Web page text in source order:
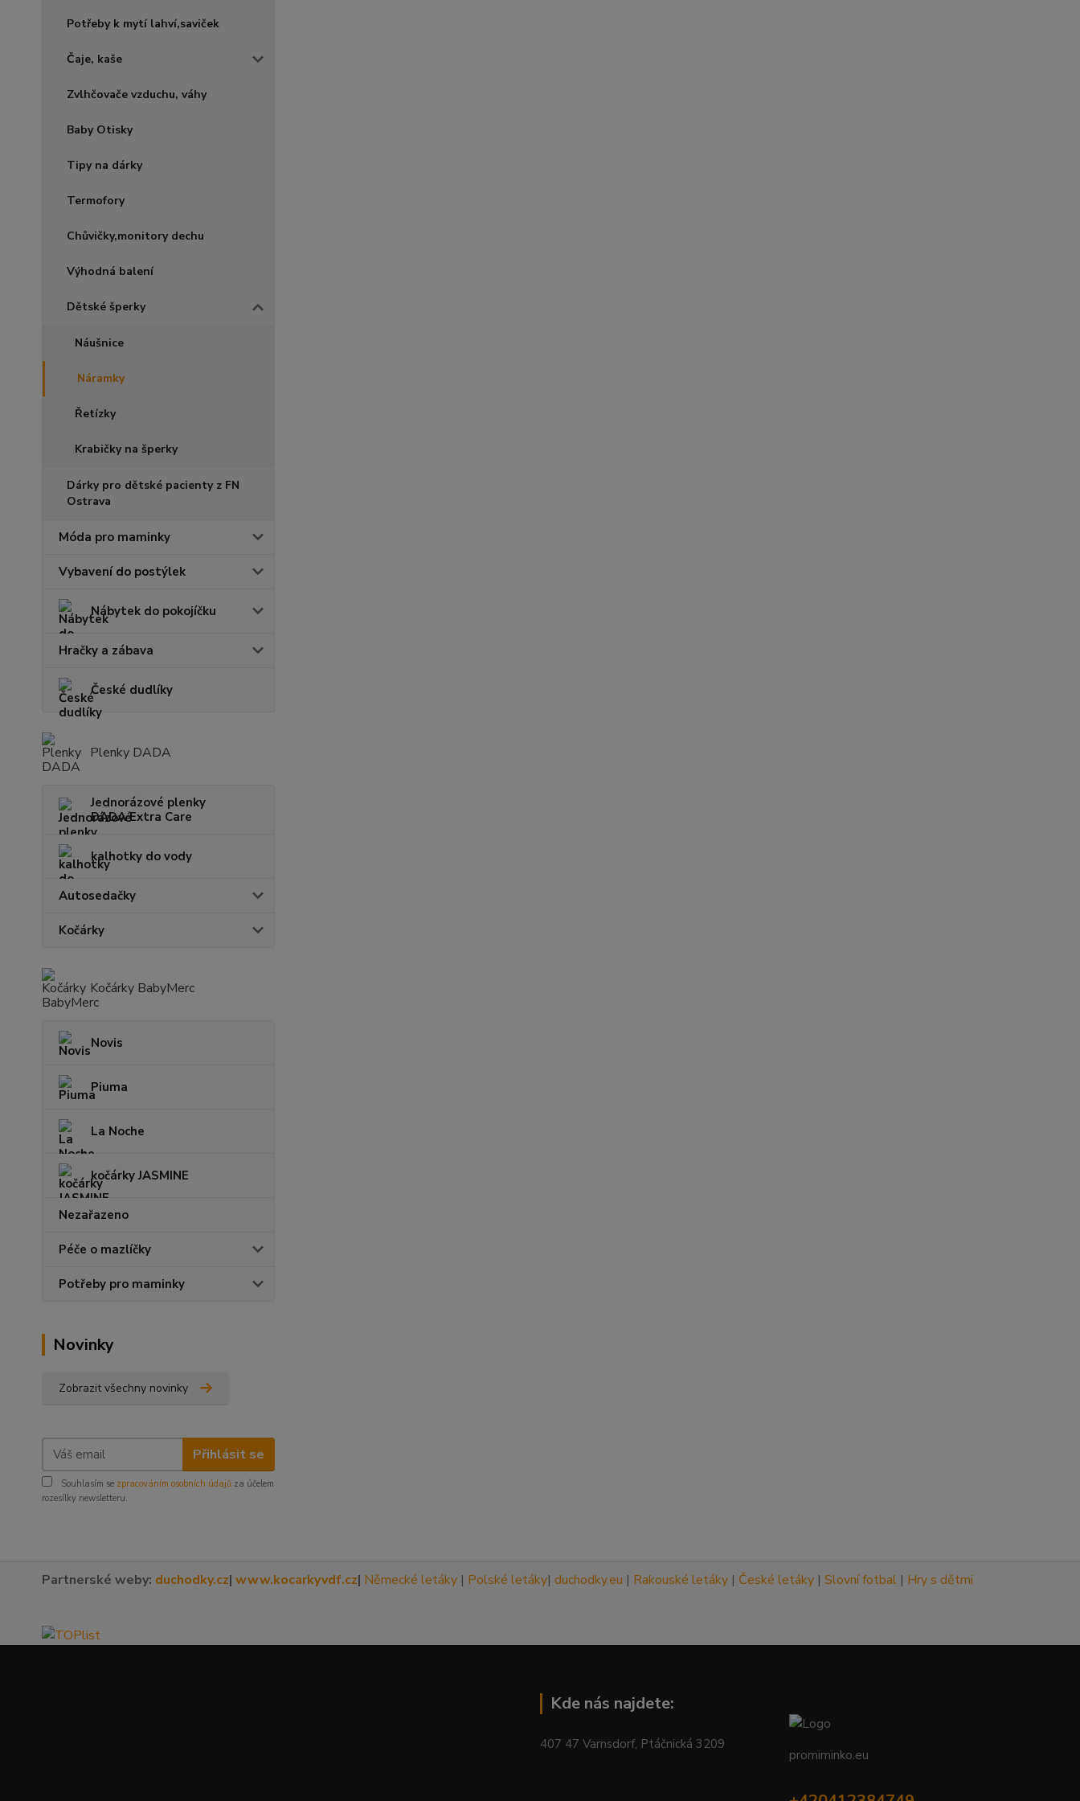
Potřeby k mytí lahví,saviček
Čaje, kaše
Zvlhčovače vzduchu, váhy
Baby Otisky
Tipy na dárky
Termofory
Chůvičky,monitory dechu
Výhodná balení
Dětské šperky
Náušnice
Náramky
Řetízky
Krabičky na šperky
Dárky pro dětské pacienty z FN
Ostrava
Móda pro maminky
Vybavení do postýlek
Nábytek do pokojíčku
Hračky a zábava
České dudlíky
Plenky DADA
Jednorázové plenky
DADA Extra Care
kalhotky do vody
Autosedačky
Kočárky
Kočárky BabyMerc
Novis
Piuma
La Noche
kočárky JASMINE
Nezařazeno
Péče o mazlíčky
Potřeby pro maminky
Novinky
Zobrazit všechny novinky
Přihlásit se
Souhlasím se zpracováním osobních údajů za účelem
rozesílky newsletteru.
Partnerské weby: duchodky.cz| www.kocarkyvdf.cz| Německé letáky | Polské letáky| duchodky.eu | Rakouské letáky | České letáky | Slovní fotbal | Hry s dětmi
Kde nás najdete:
407 47 Varnsdorf, Ptáčnická 3209
promiminko.eu